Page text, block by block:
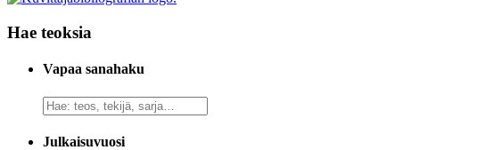
Hae teoksia
Vapaa sanahaku
Vapaa
sanahaku
Julkaisuvuosi